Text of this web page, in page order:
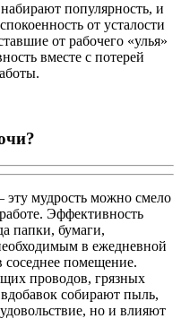
популярность, и
от усталости
от рабочего «улья»
вместе с потерей
эту мудрость можно смело
Эффективность
папки, бумаги,
в ежедневной
соседнее помещение.
проводов, грязных
собирают пыль,
но и влияют